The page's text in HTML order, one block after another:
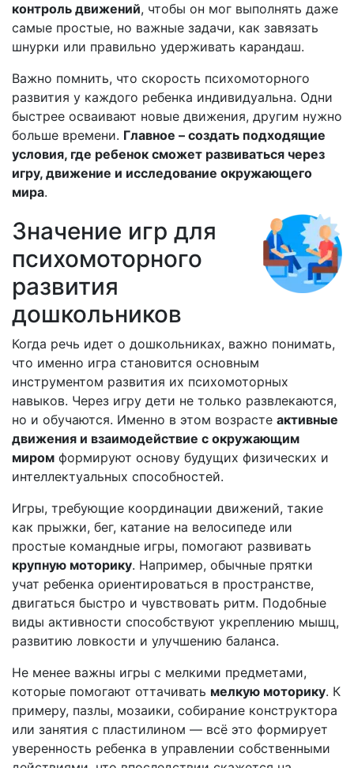
контроль движений, чтобы он мог выполнять даже
самые простые, но важные задачи, как завязать
шнурки или правильно удерживать карандаш.
Важно помнить, что скорость психомоторного
развития у каждого ребенка индивидуальна. Одни
быстрее осваивают новые движения, другим нужно
больше времени. Главное – создать подходящие
условия, где ребенок сможет развиваться через
игру, движение и исследование окружающего
мира.
Значение игр для
психомоторного
развития
дошкольников
Когда речь идет о дошкольниках, важно понимать,
что именно игра становится основным
инструментом развития их психомоторных
навыков. Через игру дети не только развлекаются,
но и обучаются. Именно в этом возрасте активные
движения и взаимодействие с окружающим
миром формируют основу будущих физических и
интеллектуальных способностей.
Игры, требующие координации движений, такие
как прыжки, бег, катание на велосипеде или
простые командные игры, помогают развивать
крупную моторику. Например, обычные прятки
учат ребенка ориентироваться в пространстве,
двигаться быстро и чувствовать ритм. Подобные
виды активности способствуют укреплению мышц,
развитию ловкости и улучшению баланса.
Не менее важны игры с мелкими предметами,
которые помогают оттачивать мелкую моторику. К
примеру, пазлы, мозаики, собирание конструктора
или занятия с пластилином — всё это формирует
уверенность ребенка в управлении собственными